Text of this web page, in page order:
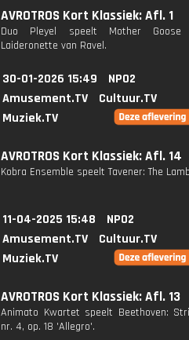
AVROTROS Kort Klassiek: Afl. 1
Duo Pleyel speelt Mother
Laideronette van Ravel.
30-01-2026 15:49
NPO2
Amusement.TV
Cultuur.TV
Muziek.TV
AVROTROS Kort Klassiek: Afl. 14
Kobra Ensemble speelt Tavener: The
11-04-2025 15:48
NPO2
Amusement.TV
Cultuur.TV
Muziek.TV
AVROTROS Kort Klassiek: Afl. 13
Animato Kwartet speelt Beethoven:
nr. 4, op. 18 'Allegro'.